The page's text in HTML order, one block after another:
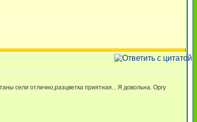
сели отлично,разцветка приятная... Я довольна. Оргу